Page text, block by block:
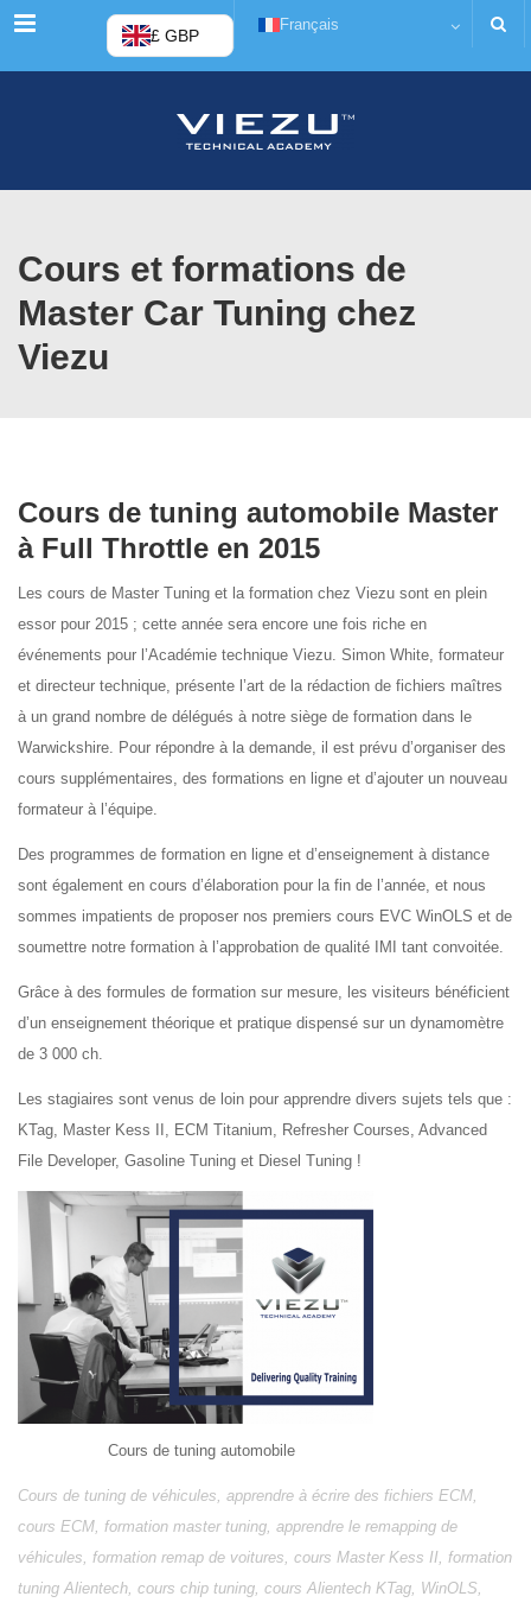
Menu £ GBP
Français
Cours et formations de
Master Car Tuning chez
Viezu
Cours de tuning automobile Master
à Full Throttle en 2015
Les cours de Master Tuning et la formation chez Viezu sont en plein
essor pour 2015 ; cette année sera encore une fois riche en
événements pour l’Académie technique Viezu. Simon White, formateur
et directeur technique, présente l’art de la rédaction de fichiers maîtres
à un grand nombre de délégués à notre siège de formation dans le
Warwickshire. Pour répondre à la demande, il est prévu d’organiser des
cours supplémentaires, des formations en ligne et d’ajouter un nouveau
formateur à l’équipe.
Des programmes de formation en ligne et d’enseignement à distance
sont également en cours d’élaboration pour la fin de l’année, et nous
sommes impatients de proposer nos premiers cours EVC WinOLS et de
soumettre notre formation à l’approbation de qualité IMI tant convoitée.
Grâce à des formules de formation sur mesure, les visiteurs bénéficient
d’un enseignement théorique et pratique dispensé sur un dynamomètre
de 3 000 ch.
Les stagiaires sont venus de loin pour apprendre divers sujets tels que :
KTag, Master Kess II, ECM Titanium, Refresher Courses, Advanced
File Developer, Gasoline Tuning et Diesel Tuning !
Cours de tuning automobile
Cours de tuning de véhicules, apprendre à écrire des fichiers ECM,
cours ECM, formation master tuning, apprendre le remapping de
véhicules, formation remap de voitures, cours Master Kess II, formation
tuning Alientech, cours chip tuning, cours Alientech KTag, WinOLS,